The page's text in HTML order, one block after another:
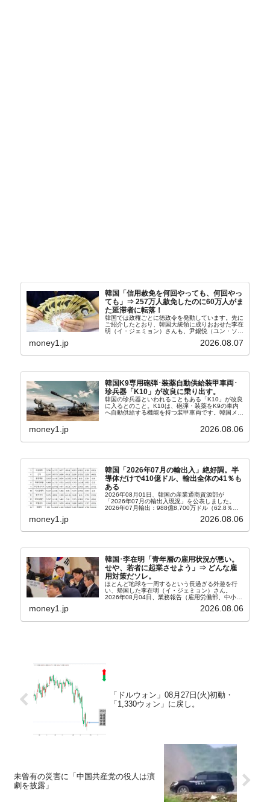
韓国「信用赦免を何回やっても、何回やっ
ても」⇒ 257万人赦免したのに60万人がま
た延滞者に転落！
韓国では政権ごとに徳政令を発動しています。先に
ご紹介したとおり、韓国大統領に成りおおせた李在
明（イ・ジェミョン）さんも、尹錫悦（ユン・ソギ
バンクにして不良債権の買い取りを行い、分割償還
money1.jp 2026.08.07
韓国K9専用砲弾･装薬自動供給装甲車両･
珍兵器「K10」が改良に乗り出す。
韓国の珍兵器といわれることもある「K10」が改良
に入るとのこと。K10は、砲弾・装薬をK9の車内
へ自動供給する機能を持つ装甲車両です。韓国メデ
から以下に一部を引きます。2005年に初めて...
money1.jp 2026.08.06
韓国「2026年07月の輸出入」絶好調。半
導体だけで410億ドル、輸出全体の41％も
ある
2026年08月01日、韓国の産業通商資源部が
「2026年07月の輸出入現況」を公表しました。
2026年07月輸出：988億8,700万ドル（62.8％）
money1.jp 2026.08.06
韓国･李在明「青年層の雇用状況が悪い。
せや、若者に起業させよう」⇒ どんな雇
用対策だソレ。
ほとんど地球を一周するという長過ぎる外遊を行
い、帰国した李在明（イ・ジェミョン）さん。
2026年08月04日、業務報告（雇用労働部、中小ベ
上、韓国大統領に成りおおせた李在明（イ・ジェミ
money1.jp 2026.08.06
「ドルウォン」08月27日(火)初動・
「1,330ウォン」に戻し。
未曾有の災害に「中国共産党の役人は演
劇を披露」